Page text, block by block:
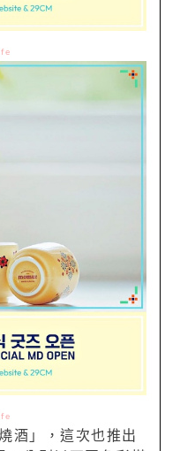
酒」，這次也推出